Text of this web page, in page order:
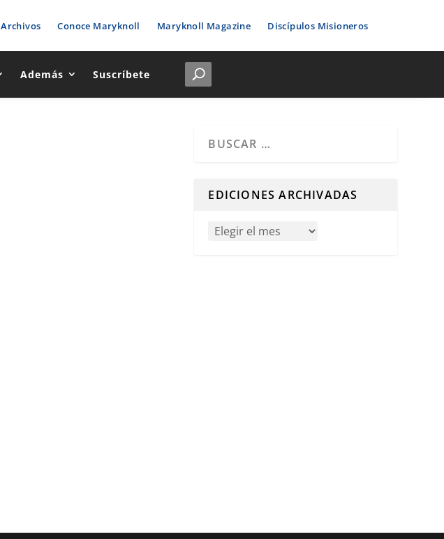
Archivos Conoce Maryknoll Maryknoll Magazine Discípulos Misioneros
Además Suscríbete
EDICIONES ARCHIVADAS